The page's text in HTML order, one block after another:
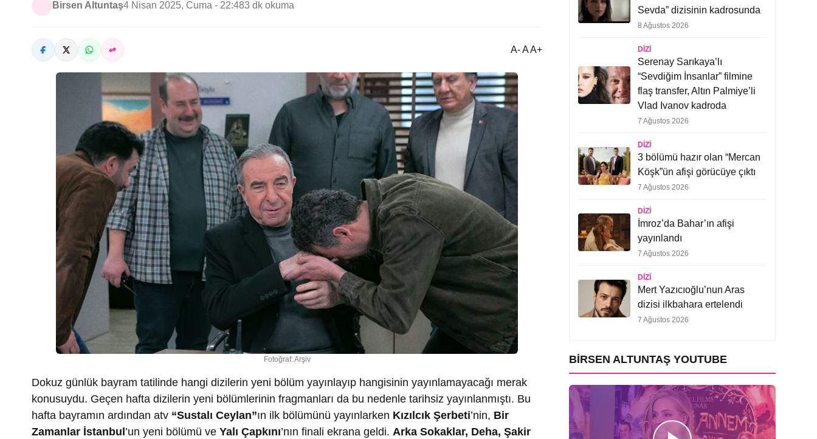
Birsen Altuntaş4 Nisan 2025, Cuma - 22:483 dk okuma
A- A A+
Fotoğraf: Arşiv
Dokuz günlük bayram tatilinde hangi dizilerin yeni bölüm yayınlayıp hangisinin yayınlamayacağı merak
konusuydu. Geçen hafta dizilerin yeni bölümlerinin fragmanları da bu nedenle tarihsiz yayınlanmıştı. Bu
hafta bayramın ardından atv “Sustalı Ceylan”ın ilk bölümünü yayınlarken Kızılcık Şerbeti’nin, Bir
Zamanlar İstanbul ’un yeni bölümü ve Yalı Çapkını’nın finali ekrana geldi. Arka Sokaklar, Deha, Şakir
Sevda” dizisinin kadrosunda
8 Ağustos 2026
DIZI
Serenay Sarıkaya’lı
“Sevdiğim İnsanlar” filmine
flaş transfer, Altın Palmiye’li
Vlad Ivanov kadroda
7 Ağustos 2026
DIZI
3 bölümü hazır olan “Mercan
Köşk”ün afişi görücüye çıktı
7 Ağustos 2026
DIZI
İmroz’da Bahar’ın afişi
yayınlandı
7 Ağustos 2026
DIZI
Mert Yazıcıoğlu’nun Aras
dizisi ilkbahara ertelendi
7 Ağustos 2026
BIRSEN ALTUNTAŞ YOUTUBE